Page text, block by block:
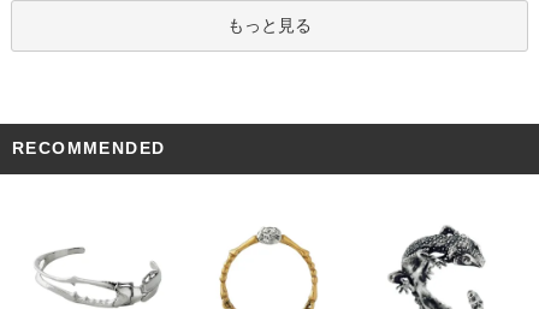
もっと見る
RECOMMENDED